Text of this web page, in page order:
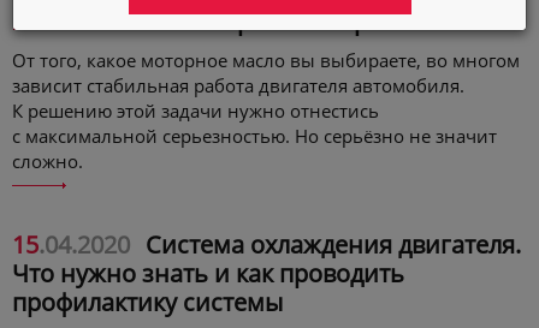
Автокосметика
Город
Астана
Язык
Защита от подделок
Конфиденциальность
Контакты
21 .07.2021 Как выбрать моторное масло
От того, какое моторное масло вы выбираете, во многом
зависит стабильная работа двигателя автомобиля.
К решению этой задачи нужно отнестись
с максимальной серьезностью. Но серьёзно не значит
сложно.
15.04.2020 Система охлаждения двигателя.
Что нужно знать и как проводить
профилактику системы